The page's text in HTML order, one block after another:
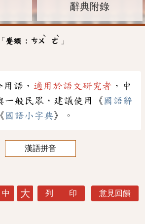
辭典附錄
蹙頞 : ㄘㄨ
ˋ
ㄜ
ˋ
」
語， 適用於語文研究者 ，中
一般民眾，建議使用《 國語辭
國語小字典》。
漢語拼音
中 大 列 印 意見回饋